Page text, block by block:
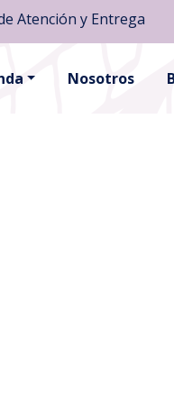
Atención y Entrega
Nosotros